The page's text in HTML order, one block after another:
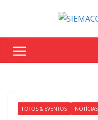
FOTOS & EVENTOS NOTÍCIAS